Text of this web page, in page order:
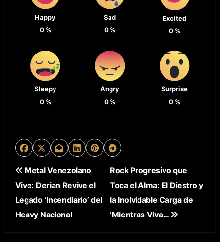
Happy
0%
Sad
0 %
Excited
0%
Sleepy
0%
Angry
0 %
Surprise
0%
N
A
V
E
Metal Venezolano
Vive: Derian Revive el
Legado ‘Incendiario’ del
Heavy Nacional
Rock Progresivo que
Toca el Alma: El Diestro y
la Inolvidable Carga de
‘Mientras Viva…